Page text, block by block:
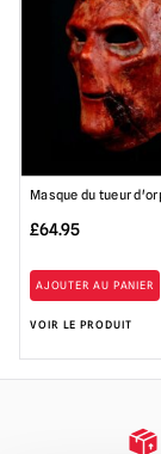
Masque du tueur
£64.95
AJOUTER AU PANIER
VOIR LE PRODUIT